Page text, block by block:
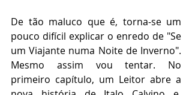
De tão maluco que é, torna-se um
pouco difícil explicar o enredo de "Se
um Viajante numa Noite de Inverno".
Mesmo assim vou tentar. No
primeiro capítulo, um Leitor abre a